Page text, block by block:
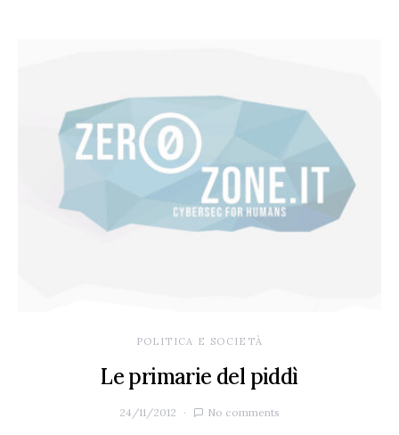
POLITICA E SOCIETÀ
Le primarie del piddì
24/11/2012 No comments